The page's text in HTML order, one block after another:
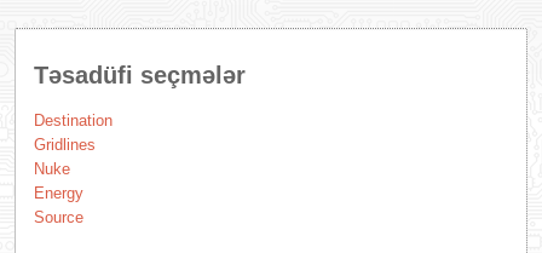
Təsadüfi seçmələr
Destination
Gridlines
Nuke
Energy
Source